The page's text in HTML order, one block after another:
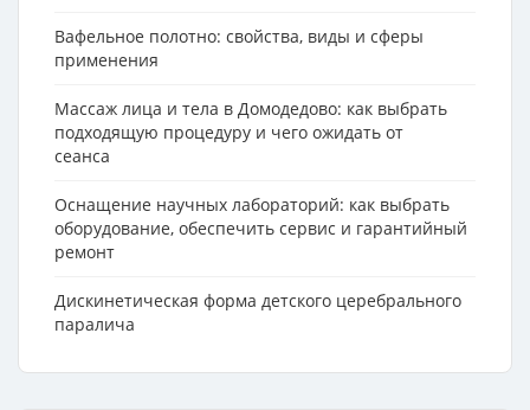
Вафельное полотно: свойства, виды и сферы
применения
Массаж лица и тела в Домодедово: как выбрать
подходящую процедуру и чего ожидать от
сеанса
Оснащение научных лабораторий: как выбрать
оборудование, обеспечить сервис и гарантийный
ремонт
Дискинетическая форма детского церебрального
паралича